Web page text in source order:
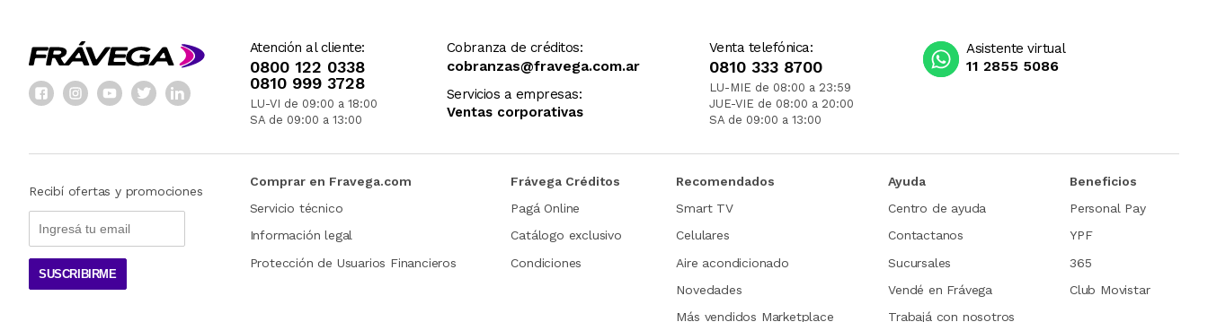
Atención al cliente:
0800 122 0338
0810 999 3728
LU-VI de 09:00 a 18:00
SA de 09:00 a 13:00
Cobranza de créditos:
cobranzas@fravega.com.ar
Servicios a empresas:
Ventas corporativas
Venta telefónica:
0810 333 8700
LU-MIE de 08:00 a 23:59
JUE-VIE de 08:00 a 20:00
SA de 09:00 a 13:00
Asistente virtual
11 2855 5086
Recibí ofertas y promociones
SUSCRIBIRME
Comprar en Fravega.com
Servicio técnico
Información legal
Protección de Usuarios Financieros
Frávega Créditos
Pagá Online
Catálogo exclusivo
Condiciones
Recomendados
Smart TV
Celulares
Aire acondicionado
Novedades
Más vendidos Marketplace
Ayuda
Centro de ayuda
Contactanos
Sucursales
Vendé en Frávega
Trabajá con nosotros
Beneficios
Personal Pay
YPF
365
Club Movistar